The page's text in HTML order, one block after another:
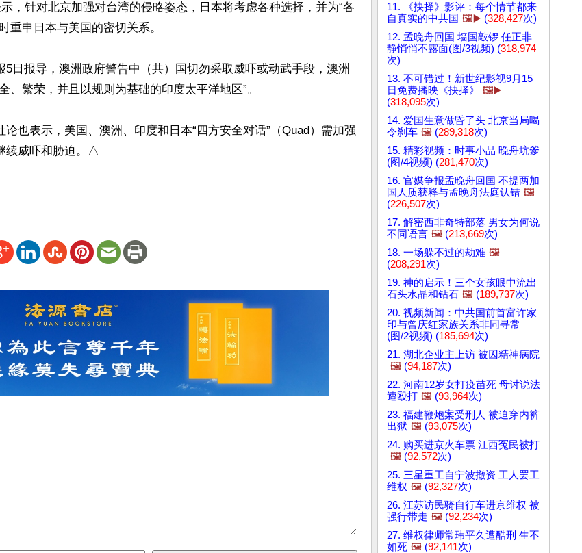
，针对北京加强对台湾的侵略姿态，日本将考虑各种选择，并为“各
重申日本与美国的密切关系。
5日报导，澳洲政府警告中（共）国切勿采取威吓或动武手段，澳洲
、繁荣，并且以规则为基础的印度太平洋地区”。
论也表示，美国、澳洲、印度和日本“四方安全对话”（Quad）需加强
续威吓和胁迫。△
11. 《抉择》影评：每个情节都来
自真实的中共国 🖼️▶️ (328,427次)
12. 孟晚舟回国 墙国敲锣 任正非
静悄悄不露面(图/3视频) (318,974
次)
13. 不可错过！新世纪影视9月15
日免费播映《抉择》
🖼️▶️
(318,095次)
14. 爱国生意做昏了头 北京当局喝
令刹车 🖼️ (289,318次)
15. 精彩视频：时事小品 晚舟坑爹
(图/4视频) (281,470次)
16. 官媒争报孟晚舟回国 不提两加
国人质获释与孟晚舟法庭认错 🖼️
(226,507次)
17. 解密西非奇特部落 男女为何说
不同语言 🖼️ (213,669次)
18. 一场躲不过的劫难 🖼️
(208,291次)
19. 神的启示！三个女孩眼中流出
石头水晶和钻石 🖼️ (189,737次)
20. 视频新闻：中共国前首富许家
印与曾庆红家族关系非同寻常
(图/2视频) (185,694次)
21. 湖北企业主上访 被囚精神病院
🖼️ (94,187次)
22. 河南12岁女打疫苗死 母讨说法
遭殴打 🖼️ (93,964次)
23. 福建鞭炮案受刑人 被迫穿内裤
出狱 🖼️ (93,075次)
24. 购买进京火车票 江西冤民被打
🖼️ (92,572次)
25. 三星重工自宁波撤资 工人罢工
维权 🖼️ (92,327次)
26. 江苏访民骑自行车进京维权 被
强行带走 🖼️ (92,234次)
27. 维权律师常玮平久遭酷刑 生不
如死 🖼️ (92,141次)